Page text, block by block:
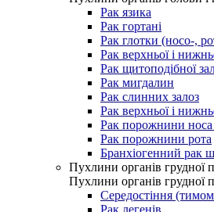
Рак язика
Рак гортані
Рак глотки (носо-,
Рак верхньої і
Рак щитоподібної
Рак мигдалин
Рак слинних залоз
Рак верхньої і
Рак порожнини носа
Рак порожнини рота
Бранхіогенний рак
Пухлини органів грудної
Пухлини органів грудної
Середостіння
Рак легенів